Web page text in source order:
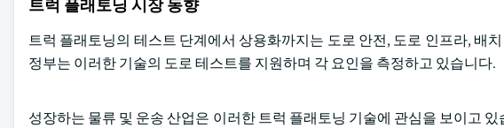
트럭 플래토닝 시장 동향
트럭 플래토닝의 테스트 단계에서 상용화까지는 도로 안전, 도로 인프라, 배
정부는 이러한 기술의 도로 테스트를 지원하며 각 요인을 측정하고 있습니다.
성장하는 물류 및 운송 산업은 이러한 트럭 플래토닝 기술에 관심을 보이고